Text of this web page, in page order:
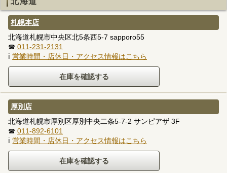
札幌本店
北海道札幌市中央区北5条西5-7 sapporo55
☎ 011-231-2131
ℹ 営業時間・店休日・アクセス情報はこちら
厚別店
北海道札幌市厚別区厚別中央二条5-7-2 サンピアザ 3F
☎ 011-892-6101
ℹ 営業時間・店休日・アクセス情報はこちら